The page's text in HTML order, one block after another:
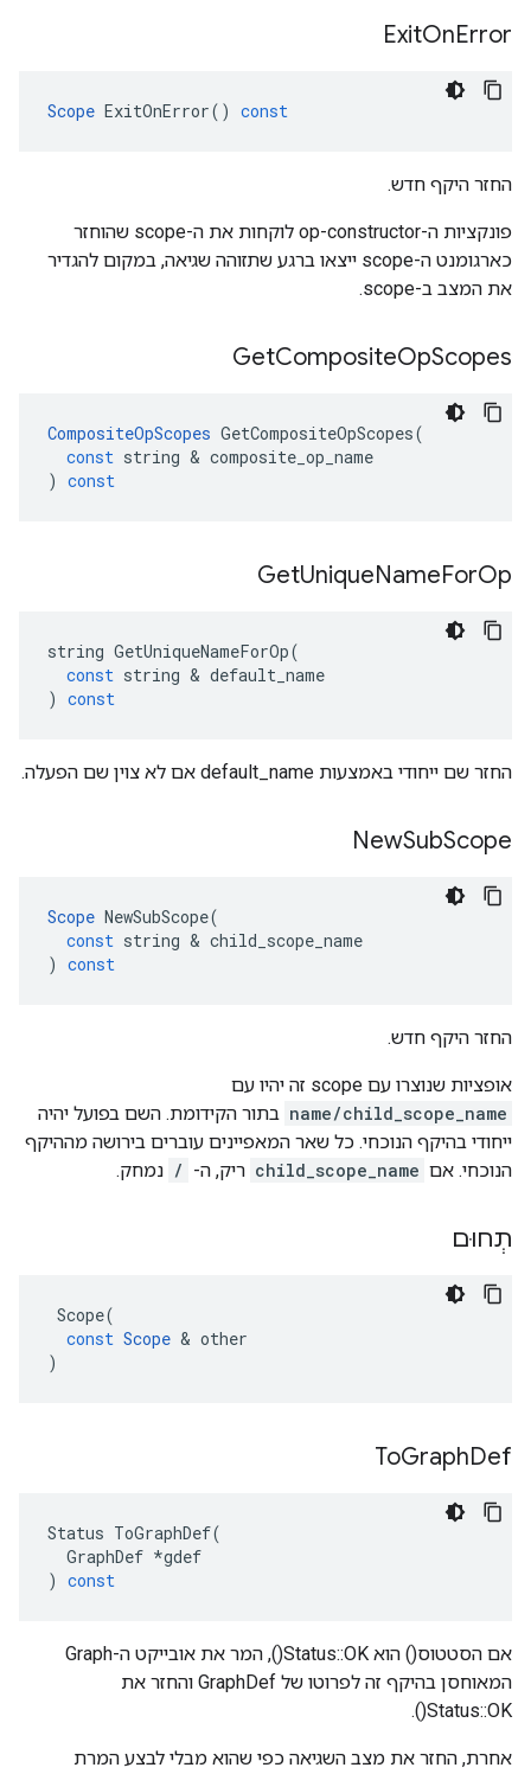
ExitOnError
Scope ExitOnError() const
החזר היקף חדש.
פונקציות ה-op-constructor לוקחות את ה-scope שהוחזר
כארגומנט ה-scope ייצאו ברגע שתזוהה שגיאה, במקום להגדיר
את המצב ב-scope.
GetCompositeOpScopes
CompositeOpScopes GetCompositeOpScopes(
const string & composite_op_name
) const
GetUniqueNameForOp
string GetUniqueNameForOp(
const string & default_name
) const
החזר שם ייחודי באמצעות default_name אם לא צוין שם הפעלה.
NewSubScope
Scope NewSubScope(
const string & child_scope_name
) const
החזר היקף חדש.
אופציות שנוצרו עם scope זה יהיו עם
name/child_scope_name בתור הקידומת. השם בפועל יהיה
ייחודי בהיקף הנוכחי. כל שאר המאפיינים עוברים בירושה מההיקף
הנוכחי. אם child_scope_name ריק, ה- / נמחק.
תְחוּם
Scope(
const Scope & other
)
ToGraphDef
Status ToGraphDef(
GraphDef *gdef
) const
אם הסטטוס() הוא Status::OK(), המר את אובייקט ה-Graph
המאוחסן בהיקף זה לפרוטו של GraphDef והחזר את
Status::OK().
אחרת, החזר את מצב השגיאה כפי שהוא מבלי לבצע המרת